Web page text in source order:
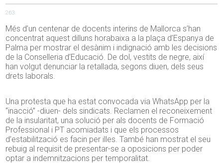
263
Més d’un centenar de docents interins de Mallorca s’han
concentrat aquest dilluns horabaixa a la plaça d’Espanya de
Palma per mostrar el desànim i indignació amb les decisions
de la Conselleria d’Educació. De dol, vestits de negre, així
han volgut denunciar la retallada, segons diuen, dels seus
drets laborals.
Una protesta que ha estat convocada via WhatsApp per la
“inacció” -diuen- dels sindicats. Reclamen el reconeixement
de la insularitat, una solució per als docents de Formació
Professional i PT acomiadats i que els processos
d’estabilització es facin per illes. També han mostrat el seu
rebuig al requisit de presentar-se a oposicions per poder
optar a indemnitzacions per temporalitat.